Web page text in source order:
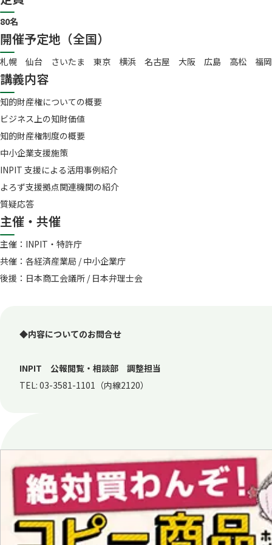
80名
開催予定地（全国）
札幌 仙台 さいたま 東京 横浜 名古屋 大阪 広島 高松 福
講義内容
知的財産権についての概要
ビジネス上の知財価値
知的財産権制度の概要
中小企業支援施策
INPIT 支援による活用事例紹介
よろず支援拠点関連機関の紹介
質疑応答
主催・共催
主催：INPIT・特許庁
共催：各経済産業局 / 中小企業庁
後援：日本商工会議所 / 日本弁理士会
◆内容についてのお問合せ
INPIT 公報閲覧・相談部 調整担当
TEL: 03-3581-1101（内線2120）